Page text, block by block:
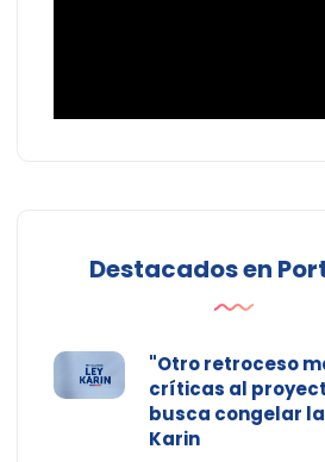
Destacados en
"Otro retroceso
críticas al
busca congelar la
Karin